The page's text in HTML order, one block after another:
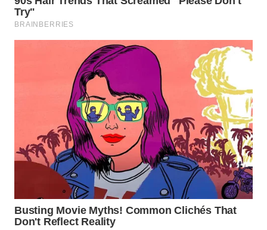
KALSEL
WN
GORONTALO
SULUT